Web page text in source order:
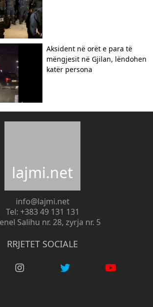
Aksident në orët e para të
mëngjesit në Gjilan, lëndohen
katër persona
lajmi.net
info@lajmi.net
Tel: +383 49 131 131
Salihu nr. 28, zyrja nr. 5
RRJETET SOCIALE